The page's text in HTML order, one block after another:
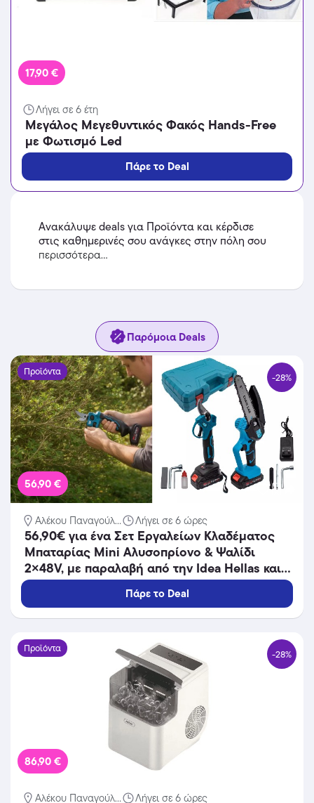
17,90 €
Λήγει σε 6 έτη
Μεγάλος Μεγεθυντικός Φακός Hands-Free
με Φωτισμό Led
Πάρε το Deal
Ανακάλυψε deals για Προϊόντα και κέρδισε
στις καθημερινές σου ανάγκες στην πόλη σου
περισσότερα...
Παρόμοια Deals
Προϊόντα -28%
56,90 €
Αλέκου Παναγούλ... Λήγει σε 6 ώρες
56,90€ για ένα Σετ Εργαλείων Κλαδέματος
Μπαταρίας Mini Αλυσοπρίονο & Ψαλίδι
2×48V, με παραλαβή από την Idea Hellas και
δυνατότητα πανελλαδικής αποστολής στο
χώρo σας.Κωδ:230.21397QL
Πάρε το Deal
Προϊόντα -28%
86,90 €
Αλέκου Παναγούλ... Λήγει σε 6 ώρες